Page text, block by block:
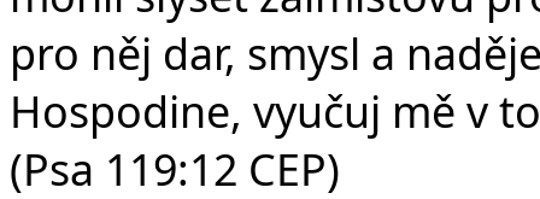
pro něj dar, smysl a
Hospodine, vyučuj mě v
(Psa 119:12 CEP)